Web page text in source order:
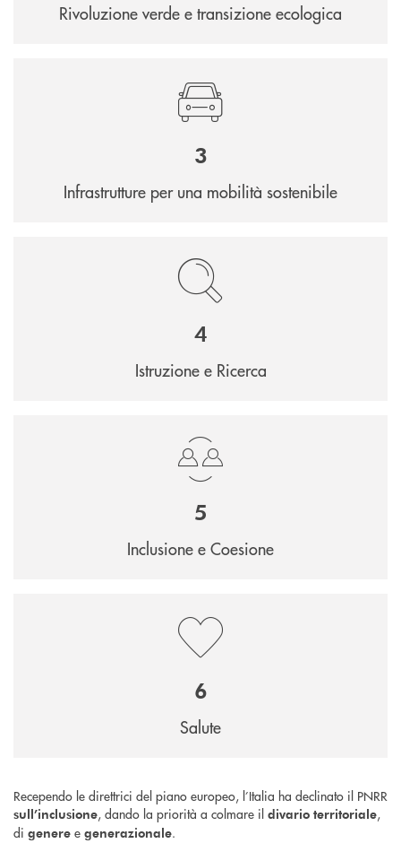
Rivoluzione verde e transizione ecologica
3
Infrastrutture per una mobilità sostenibile
4
Istruzione e Ricerca
5
Inclusione e Coesione
6
Salute
Recependo le direttrici del piano europeo, l’Italia ha declinato il PNRR
sull’inclusione, dando la priorità a colmare il divario territoriale,
di genere e generazionale.